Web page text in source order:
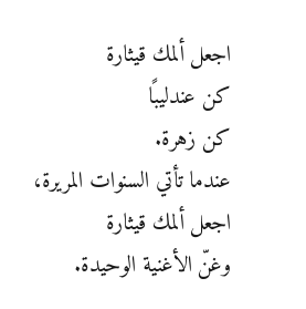
اجعل ألمك قيثارة
كن عندليبًا
كن زهرة.
عندما تأتي السنوات المريرة،
اجعل ألمك قيثارة
وغنّ الأغنية الوحيدة.